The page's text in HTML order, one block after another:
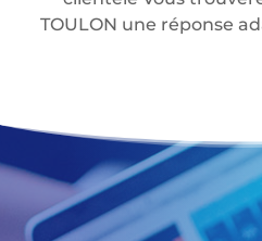
TOULON une réponse